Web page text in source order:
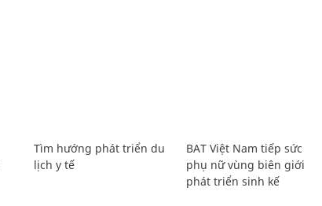
Tìm hướng phát triển du
lịch y tế
BAT Việt Nam tiếp sức
phụ nữ vùng biên giới
phát triển sinh kế